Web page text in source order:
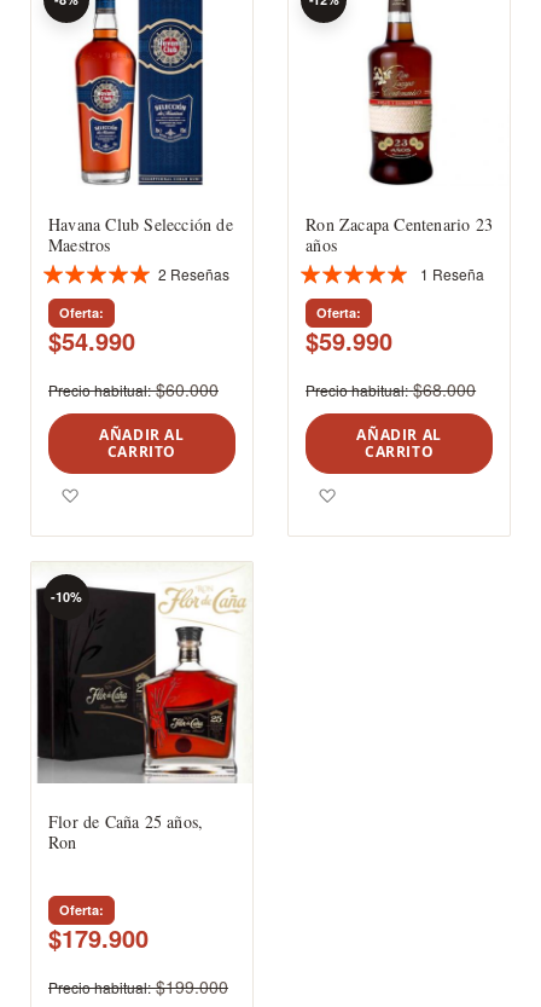
Havana Club Selección de
Maestros
Valoración:
100%
2 Reseñas
Oferta
$54.990
Precio habitual $60.000
AÑADIR AL
CARRITO
Ron Zacapa Centenario 23
años
Valoración:
100%
1 Reseña
Oferta
$59.990
Precio habitual $68.000
AÑADIR AL
CARRITO
Flor de Caña 25 años,
Ron
Oferta
$179.900
-10%
Precio habitual $199.000